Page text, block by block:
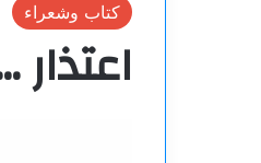
كتاب وشعراء